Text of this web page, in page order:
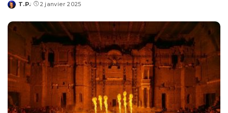
Posted
T.P. 2 janvier 2025